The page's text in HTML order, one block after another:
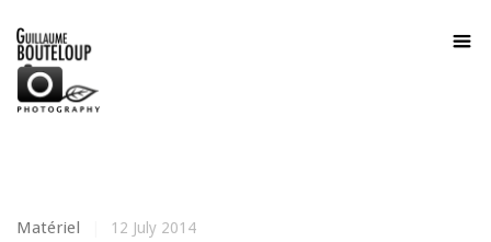
Matériel 12 July 2014